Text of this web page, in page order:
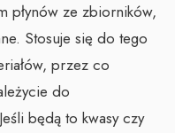
płynów ze zbiorników,
Stosuje się do tego
przez co
do
będą to kwasy czy